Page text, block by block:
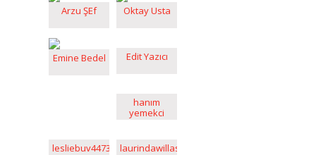
Arzu ŞEf Oktay Usta
Emine Bedel Edit Yazıcı
hanım
yemekci
lesliebuv4473 laurindawillason